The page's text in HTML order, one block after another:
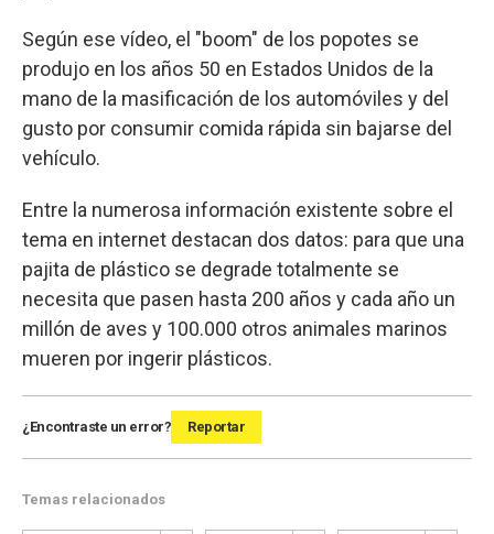
Según ese vídeo, el "boom" de los popotes se
produjo en los años 50 en Estados Unidos de la
mano de la masificación de los automóviles y del
gusto por consumir comida rápida sin bajarse del
vehículo.
Entre la numerosa información existente sobre el
tema en internet destacan dos datos: para que una
pajita de plástico se degrade totalmente se
necesita que pasen hasta 200 años y cada año un
millón de aves y 100.000 otros animales marinos
mueren por ingerir plásticos.
¿Encontraste un error? Reportar
Temas relacionados